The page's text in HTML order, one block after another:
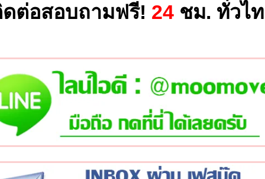
ต่อสอบถามฟรี! 24ชม. ทั่วไ